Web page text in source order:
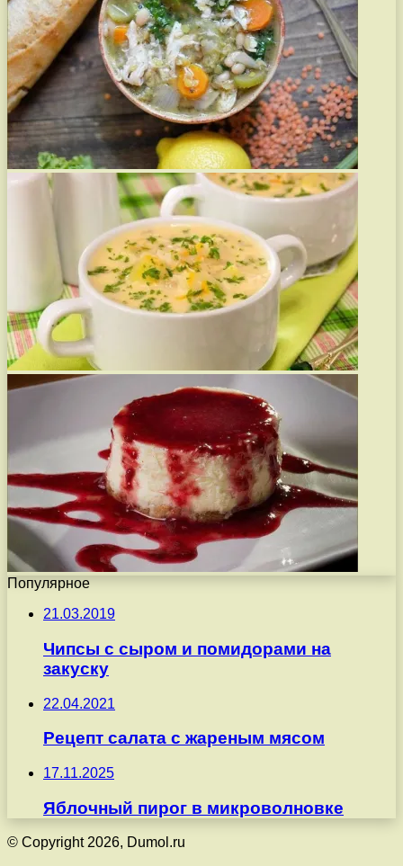
Популярное
21.03.2019
Чипсы с сыром и помидорами на
закуску
22.04.2021
Рецепт салата с жареным мясом
17.11.2025
Яблочный пирог в микроволновке
© Copyright 2026, Dumol.ru